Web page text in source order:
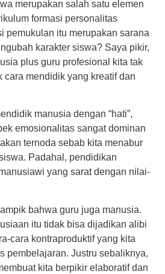
merupakan salah satu elemen
formasi personalitas
pemukulan itu merupakan sarana
karakter siswa? Saya pikir,
plus guru profesional kita tak
cara mendidik yang kreatif dan
manusia dengan “hati”,
emosionalitas sangat dominan
ternoda sebab kita menabur
Padahal, pendidikan
yang sarat dengan nilai-
bahwa guru juga manusia.
itu tidak bisa dijadikan alibi
cara kontraproduktif yang kita
pembelajaran. Justru sebaliknya,
kita berpikir elaboratif dan